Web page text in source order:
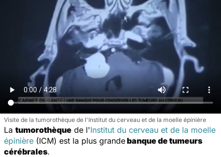
Visite de la tumorothèque de l'Institut du cerveau et de la moelle épinière
La tumorothèque de l'Institut du cerveau et de la moelle
épinière (ICM) est la plus grandebanque de tumeurs
cérébrales.